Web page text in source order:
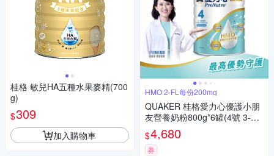
桂格 敏兒HA五種水果麥精(700
g)
$309
加入購物車
HMO 2-FL每份200mg
QUAKER 桂格愛力心優護小朋
友營養奶粉800g*6罐(4號 3-7
歲幼童適用 無添加蔗糖 銜接換
奶好安心)
$4,680
券